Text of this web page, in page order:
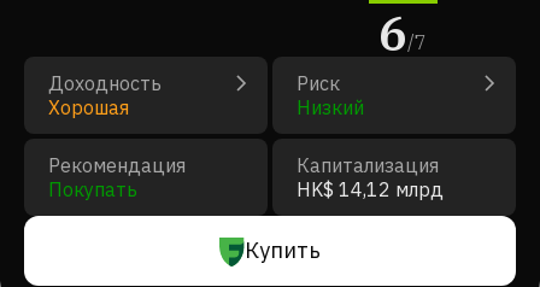
6/7
Доходность
Хорошая
Риск
Низкий
Рекомендация
Покупать
Капитализация
HK$ 14,12 млрд
Купить